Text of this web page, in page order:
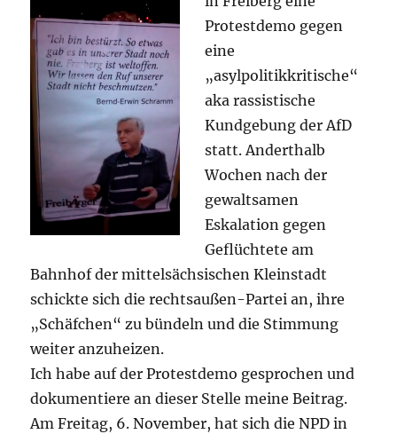
Protestdemo gegen
eine
„asylpolitikkritische“
aka rassistische
Kundgebung der AfD
statt. Anderthalb
Wochen nach der
gewaltsamen
Eskalation gegen
Geflüchtete am
Bahnhof der mittelsächsischen Kleinstadt
schickte sich die rechtsaußen-Partei an, ihre
„Schäfchen“ zu bündeln und die Stimmung
weiter anzuheizen.
Ich habe auf der Protestdemo gesprochen und
dokumentiere an dieser Stelle meine Beitrag.
Am Freitag, 6. November, hat sich die NPD in